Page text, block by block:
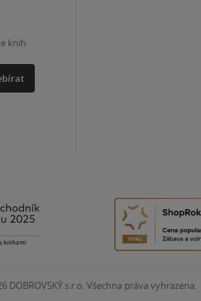
knih
DOBROVSKÝ s.r.o. Všechna práva vyhrazena.